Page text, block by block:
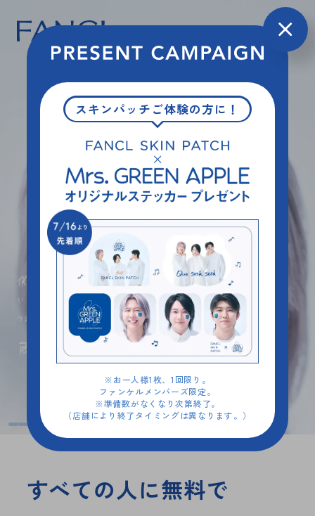
すべての人に無料で
スキンパッチご体験の方に！
※お一人様1枚、1回限り。
ファンケルメンバーズ限定。
※準備数がなくなり次第終了。
（店舗により終了タイミングは異なります。）